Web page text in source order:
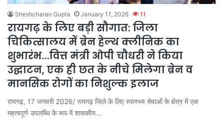
Sheshcharan Gupta January 17, 2026 11
रायगढ़ के लिए बड़ी सौगात: जिला
चिकित्सालय में ब्रेन हेल्थ क्लीनिक का
शुभारंभ…वित्त मंत्री ओपी चौधरी ने किया
उद्घाटन, एक ही छत के नीचे मिलेगा ब्रेन व
मानसिक रोगों का निशुल्क इलाज
रायगढ़, 17 जनवरी 2026/ रायगढ़ जिले के लिए स्वास्थ्य सेवाओं के क्षेत्र में एक
महत्वपूर्ण उपलब्धि के रूप में शासकीय…